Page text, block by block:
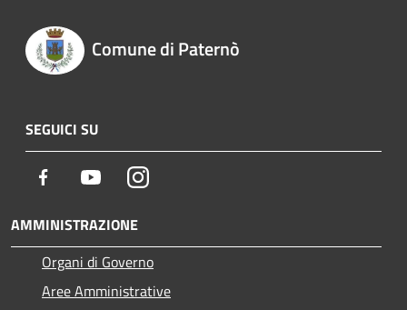
Comune di Paternò
SEGUICI SU
Facebook YoutubeInstagram
AMMINISTRAZIONE
Organi di Governo
Aree Amministrative